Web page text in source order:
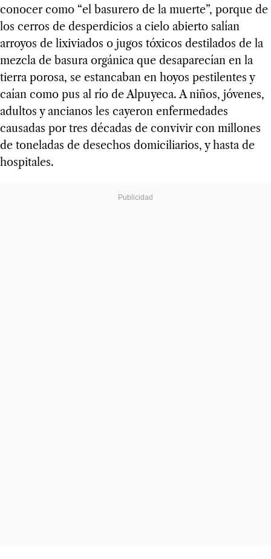
conocer como “el basurero de la muerte”, porque de
los cerros de desperdicios a cielo abierto salían
arroyos de lixiviados o jugos tóxicos destilados de la
mezcla de basura orgánica que desaparecían en la
tierra porosa, se estancaban en hoyos pestilentes y
caían como pus al río de Alpuyeca. A niños, jóvenes,
adultos y ancianos les cayeron enfermedades
causadas por tres décadas de convivir con millones
de toneladas de desechos domiciliarios, y hasta de
hospitales.